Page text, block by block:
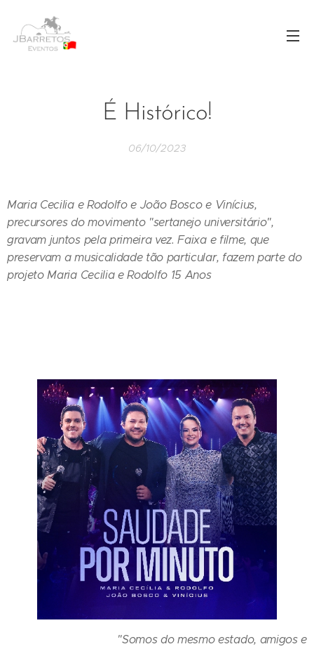
É Histórico!
06/10/2023
Maria Cecilia e Rodolfo e João Bosco e Vinícius,
precursores do movimento "sertanejo universitário",
gravam juntos pela primeira vez. Faixa e filme, que
preservam a musicalidade tão particular, fazem parte do
projeto Maria Cecilia e Rodolfo 15 Anos
"Somos do mesmo estado, amigos e